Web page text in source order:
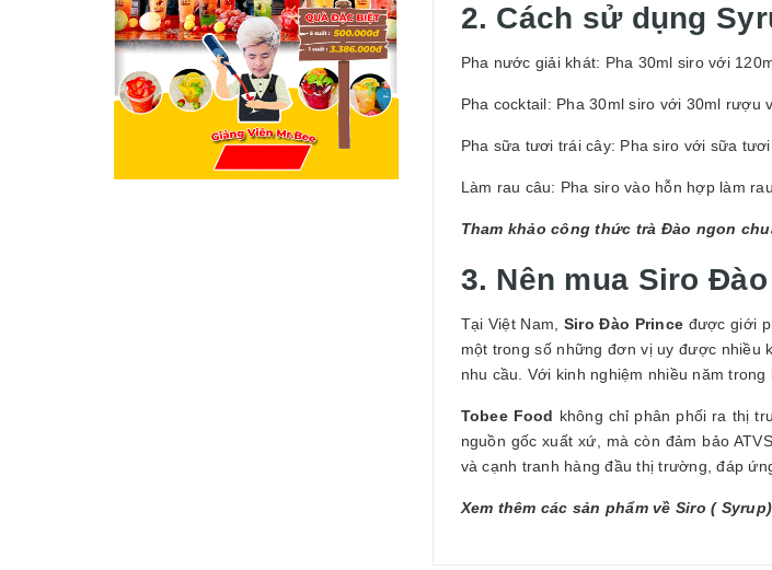
2. Cách sử dụng
Pha nước giải khát: Pha 30ml siro với
Pha cocktail: Pha 30ml siro với 30ml rượu
Pha sữa tươi trái cây: Pha siro với sữa
Làm rau câu: Pha siro vào hỗn hợp làm
Tham khảo công thức trà Đào ngon
3. Nên mua Siro
Tại Việt Nam, Siro Đào Prince được giới
một trong số những đơn vị uy được nhiều
nhu cầu. Với kinh nghiệm nhiều năm
Tobee Food không chỉ phân phối ra thị
nguồn gốc xuất xứ, mà còn đảm bảo
và cạnh tranh hàng đầu thị trường, đáp
Xem thêm các sản phẩm về Siro (